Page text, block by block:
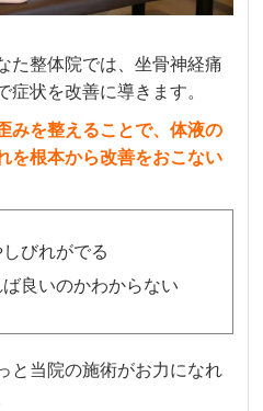
た整体院では、坐骨神経痛
症状を改善に導きます。
みを整えることで、体液の
を根本から改善をおこない
びれがでる
良いのかわからない
と当院の施術がお力になれ